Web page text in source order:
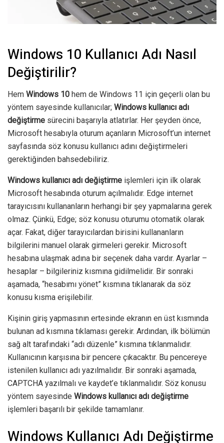
Windows 10 Kullanıcı Adı Nasıl
Değiştirilir?
Hem Windows 10 hem de Windows 11 için geçerli olan bu
yöntem sayesinde kullanıcılar; Windows kullanıcı adı
değiştirme sürecini başarıyla atlatırlar. Her şeyden önce,
Microsoft hesabıyla oturum açanların Microsoft’un internet
sayfasında söz konusu kullanıcı adını değiştirmeleri
gerektiğinden bahsedebiliriz.
Windows kullanıcı adı değiştirme işlemleri için ilk olarak
Microsoft hesabında oturum açılmalıdır. Edge internet
tarayıcısını kullananların herhangi bir şey yapmalarına gerek
olmaz. Çünkü, Edge; söz konusu oturumu otomatik olarak
açar. Fakat, diğer tarayıcılardan birisini kullananların
bilgilerini manuel olarak girmeleri gerekir. Microsoft
hesabına ulaşmak adına bir seçenek daha vardır. Ayarlar –
hesaplar – bilgileriniz kısmına gidilmelidir. Bir sonraki
aşamada, “hesabımı yönet” kısmına tıklanarak da söz
konusu kısma erişilebilir.
Kişinin giriş yapmasının ertesinde ekranın en üst kısmında
bulunan ad kısmına tıklaması gerekir. Ardından, ilk bölümün
sağ alt tarafındaki “adı düzenle” kısmına tıklanmalıdır.
Kullanıcının karşısına bir pencere çıkacaktır. Bu pencereye
istenilen kullanıcı adı yazılmalıdır. Bir sonraki aşamada,
CAPTCHA yazılmalı ve kaydet’e tıklanmalıdır. Söz konusu
yöntem sayesinde Windows kullanıcı adı değiştirme
işlemleri başarılı bir şekilde tamamlanır.
Windows Kullanıcı Adı Değiştirme